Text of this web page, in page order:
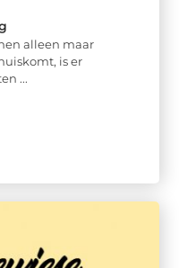
alleen maar
is er
...